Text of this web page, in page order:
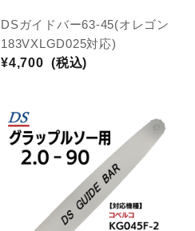
DSガイドバー63-45(オレゴン
183VXLGD025対応)
¥4,700 (税込)